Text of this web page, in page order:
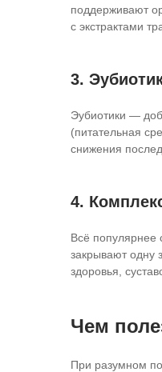
поддерживают
с экстрактами
3.
Эубиотики —
(питательная
снижения
4.
Всё популярнее
закрывают одну
здоровья,
Чем
При разумном